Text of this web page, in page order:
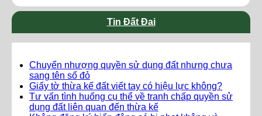
Tin Đất Đai
Chuyển nhượng quyền sử dụng đất nhưng chưa
sang tên sổ đỏ
Giấy tờ thừa kế đất viết tay có hiệu lực không?
Tư vấn tình huống cụ thể về tranh chấp quyền sử
dụng đất liên quan đến thừa kế